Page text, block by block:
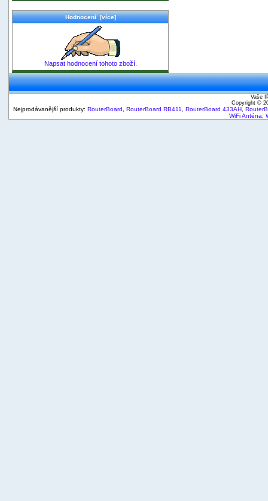
Hodnocení [více]
Napsat hodnocení tohoto zboží.
Vaše
Copyright ©
Nejprodávanější produkty: RouterBoard RouterBoard RB411 RouterBoard 433AH
WiFi Anténa